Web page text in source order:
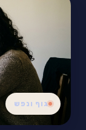
גוף ונפש